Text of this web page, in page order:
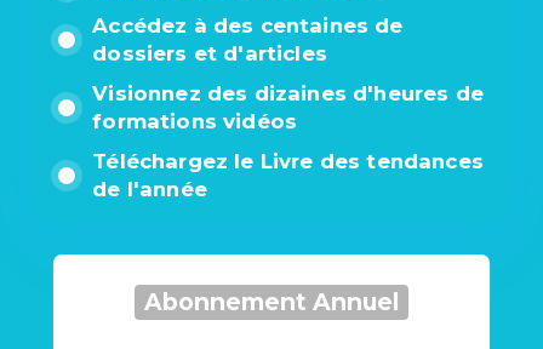
Accédez à des centaines de
dossiers et d'articles
Visionnez des dizaines d'heures de
formations vidéos
Téléchargez le Livre des tendances
de l'année
Abonnement Annuel